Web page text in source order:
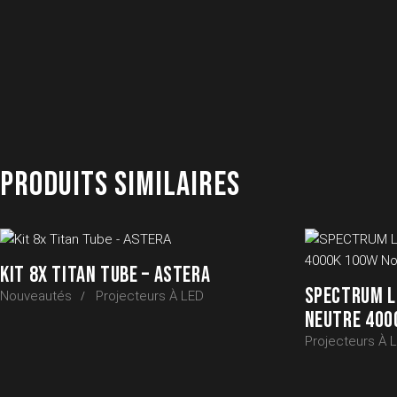
PRODUITS SIMILAIRES
KIT 8X TITAN TUBE – ASTERA
Nouveautés Projecteurs À LED
SPECTRUM
NEUTRE
Projecteurs À